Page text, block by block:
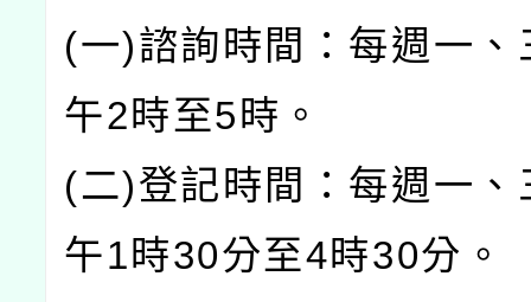
(一)諮詢時間：每週一、
午2時至5時。
(二)登記時間：每週一、
午1時30分至4時30分。